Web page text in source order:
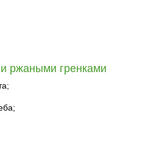
ржаными гренками